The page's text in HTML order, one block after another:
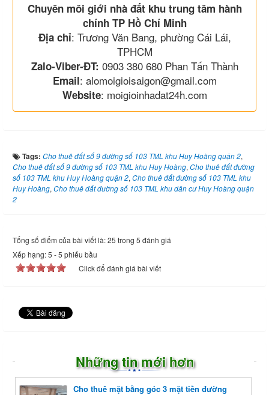
Chuyên môi giới nhà đất khu trung tâm hành
chính TP Hồ Chí Minh
Địa chỉ: Trương Văn Bang, phường Cái Lái,
TPHCM
Zalo-Viber-ĐT: 0903 380 680 Phan Tấn Thành
Email: alomoigioisaigon@gmail.com
Website: moigioinhadat24h.com
Tags: Cho thuê đất số 9 đường số 103 TML khu Huy Hoàng quận 2,
Cho thuê đất số 9 đường số 103 TML khu Huy Hoàng, Cho thuê đất đường
số 103 TML khu Huy Hoàng quận 2, Cho thuê đất đường số 103 TML khu
Huy Hoàng, Cho thuê đất đường số 103 TML khu dân cư Huy Hoàng quận
2
Tổng số điểm của bài viết là: 25 trong 5 đánh giá
Xếp hạng:5 -5 phiếu bầu
Click để đánh giá bài viết
Những tin mới hơn
Cho thuê mặt bằng góc 3 mặt tiền đường